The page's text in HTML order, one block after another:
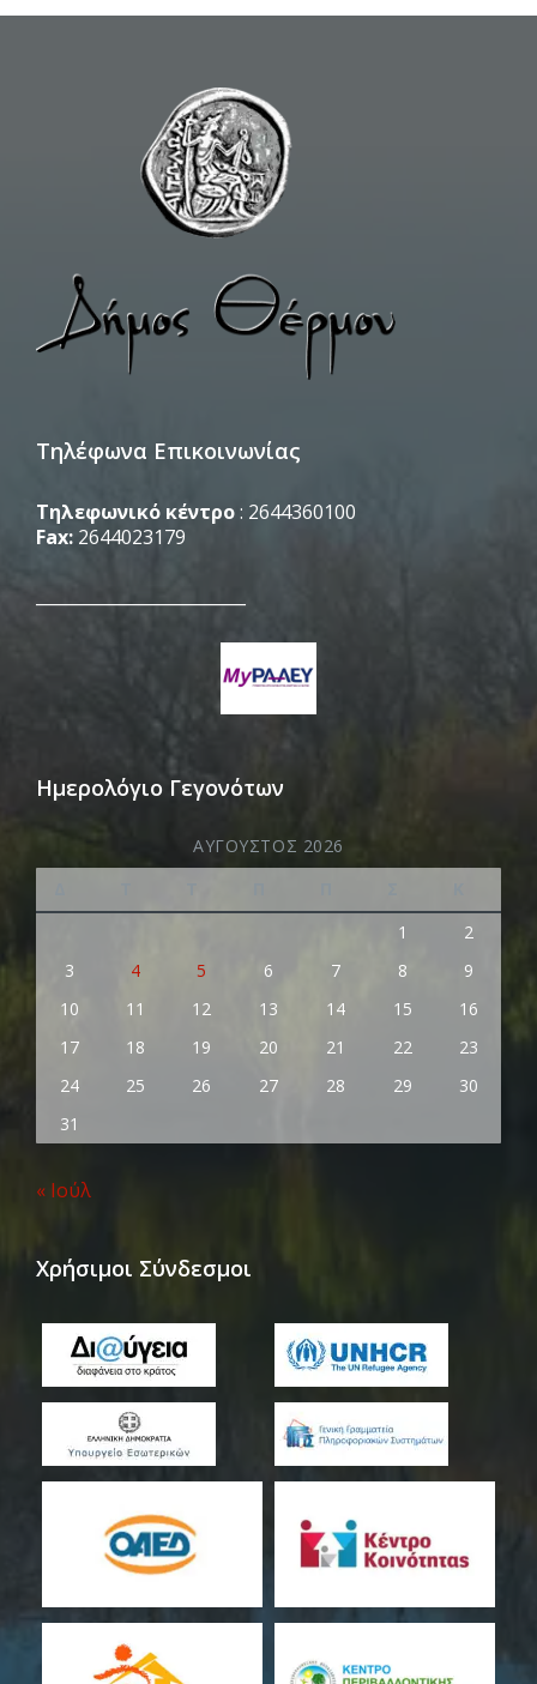
Τηλέφωνα Επικοινωνίας
Τηλεφωνικό κέντρο: 2644360100
Fax: 2644023179
Ημερολόγιο Γεγονότων
ΑΎΓΟΥΣΤΟΣ 2026
1
2
3
4 5 6 7 8
9
10
11 12 13 14 15
16
17
18 19 20 21 22
23
24
25 26 27 28 29
30
31
« Ιούλ
Χρήσιμοι Σύνδεσμοι